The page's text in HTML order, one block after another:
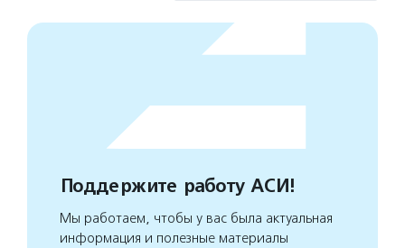
Поддержите работу АСИ!
Мы работаем, чтобы у вас была актуальная
информация и полезные материалы